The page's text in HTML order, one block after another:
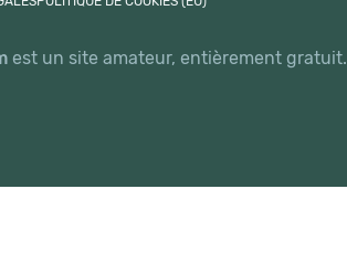
est un site amateur, entièrement gratuit.